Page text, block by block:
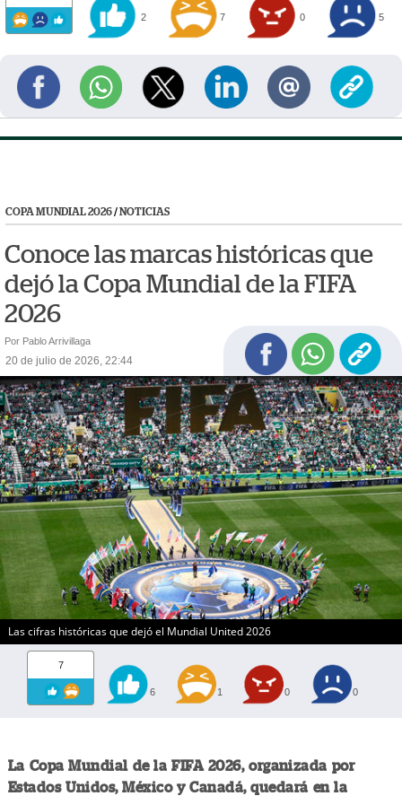
2 7 0 5
COPA MUNDIAL 2026/NOTICIAS
Conoce las marcas históricas que
dejó la Copa Mundial de la FIFA
2026
Por Pablo Arrivillaga
20 de julio de 2026, 22:44
Las cifras históricas que dejó el Mundial United 2026
7
6 1 0 0
La Copa Mundial de la FIFA 2026, organizada por
Estados Unidos, México y Canadá, quedará en la